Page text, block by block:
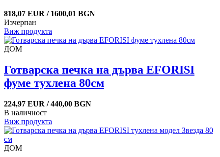
818,07 EUR / 1600,01 BGN
Изчерпан
Виж продукта
ДОМ
Готварска печка на дърва EFORISI
фуме тухлена 80см
224,97 EUR / 440,00 BGN
В наличност
Виж продукта
ДОМ